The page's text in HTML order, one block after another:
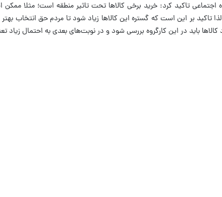
اجتماعی تاکید کرد: خرید برخی کالاها تحت تاثیر منطقه است؛ مثلا
تاکید بر این است که گستره این کالاها زیاد شود تا مردم حق انتخاب بهتر
باید در این کارگروه بررسی شود و در نوبت‌های بعدی به احتمال زیاد